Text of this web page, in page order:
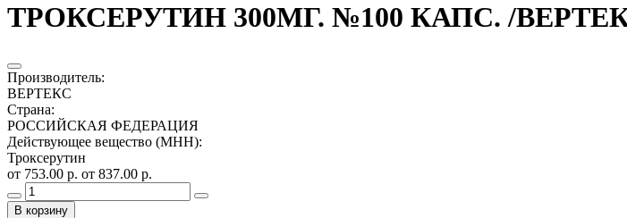
ТРОКСЕРУТИН 300МГ. №100 КАПС. /
Производитель:
ВЕРТЕКС
Страна:
РОССИЙСКАЯ ФЕДЕРАЦИЯ
Действующее вещество (МНН):
Троксерутин
от 753.00 р. от 837.00 р.
В корзину